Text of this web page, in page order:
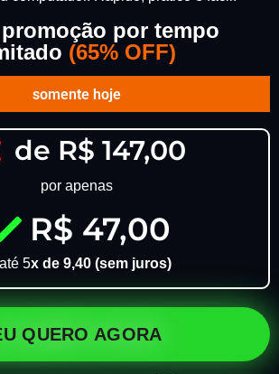
por tempo
(65% OFF)
somente hoje
de R$ 147,00
por apenas
R$ 47,00
5x de 9,40 (sem juros)
QUERO AGORA